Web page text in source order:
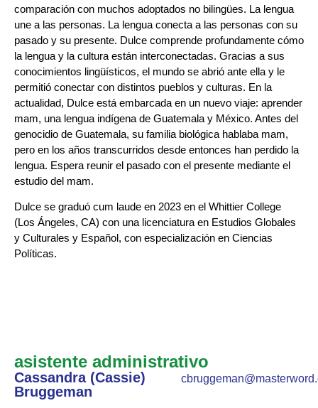
comparación con muchos adoptados no bilingües. La lengua
une a las personas. La lengua conecta a las personas con su
pasado y su presente. Dulce comprende profundamente cómo
la lengua y la cultura están interconectadas. Gracias a sus
conocimientos lingüísticos, el mundo se abrió ante ella y le
permitió conectar con distintos pueblos y culturas. En la
actualidad, Dulce está embarcada en un nuevo viaje: aprender
mam, una lengua indígena de Guatemala y México. Antes del
genocidio de Guatemala, su familia biológica hablaba mam,
pero en los años transcurridos desde entonces han perdido la
lengua. Espera reunir el pasado con el presente mediante el
estudio del mam.
Dulce se graduó cum laude en 2023 en el Whittier College
(Los Ángeles, CA) con una licenciatura en Estudios Globales
y Culturales y Español, con especialización en Ciencias
Políticas.
asistente administrativo
Cassandra (Cassie)
Bruggeman